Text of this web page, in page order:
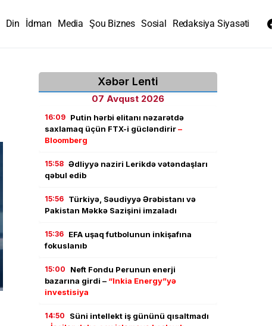
Din İdman Media Şou Biznes Sosial Redaksiya Siyasəti
Xəbər Lenti
07 Avqust 2026
16:09 Putin hərbi elitanı nəzarətdə
saxlamaq üçün FTX-i gücləndirir–
Bloomberg
15:58 Ədliyyə naziri Lerikdə vətəndaşları
qəbul edib
15:56 Türkiyə, Səudiyyə Ərəbistanı və
Pakistan Məkkə Sazişini imzaladı
15:36 EFA uşaq futbolunun inkişafına
fokuslanıb
15:00
Neft Fondu Perunun enerji
bazarına girdi – “Inkia Energy”yə
investisiya
14:50
Süni intellekt iş gününü qısaltmadı